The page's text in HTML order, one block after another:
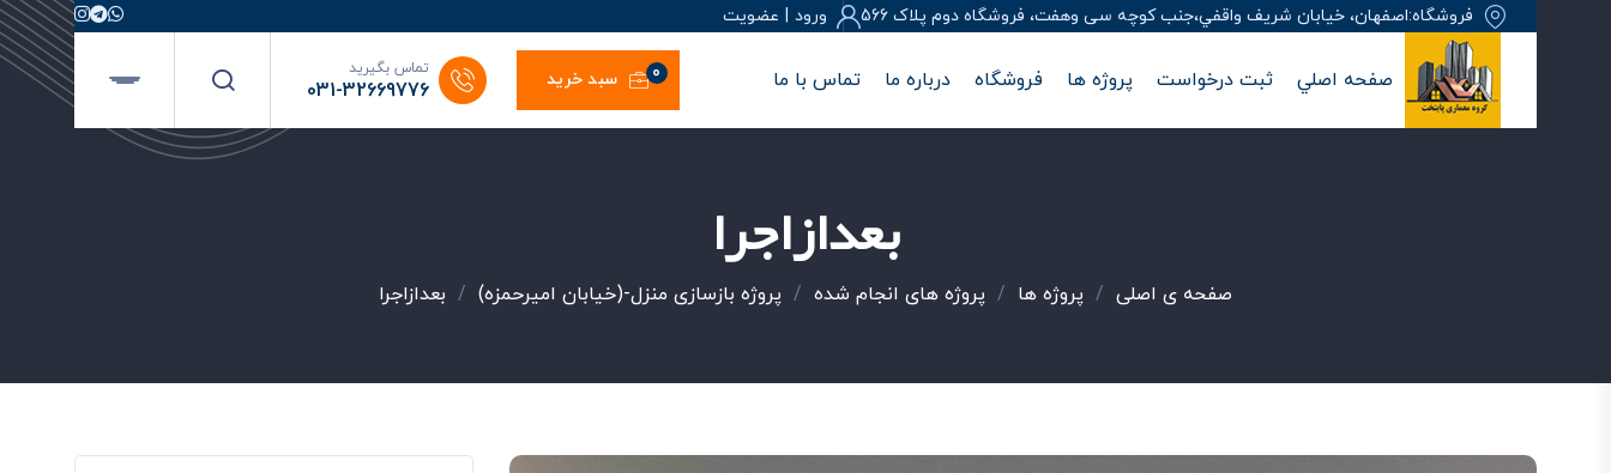
فروشگاه:اصفهان، خيابان شريف واقفي،جنب کوچه سی وهفت، فروشگاه دوم پلاک 566 ورود | عضويت
صفحه اصلي ثبت درخواست پروژه ها فروشگاه درباره ما تماس با ما سبد خرید 0 تماس بگیرید
031-32669776
بعدازاجرا
صفحه ی اصلی / پروژه ها / پروژه های انجام شده / پروژه بازسازی منزل-(خیابان امیرحمزه) / بعدازاجرا